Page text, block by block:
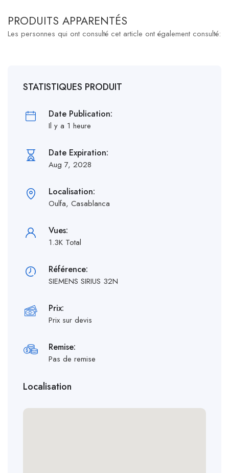
PRODUITS APPARENTÉS
Les personnes qui ont consulté cet article ont également consulté:
STATISTIQUES PRODUIT
Date Publication:
Il y a 1 heure
Date Expiration:
Aug 7, 2028
Localisation:
Oulfa, Casablanca
Vues:
1.3K Total
Référence:
SIEMENS SIRIUS 32N
Prix:
Prix sur devis
Remise:
Pas de remise
Localisation